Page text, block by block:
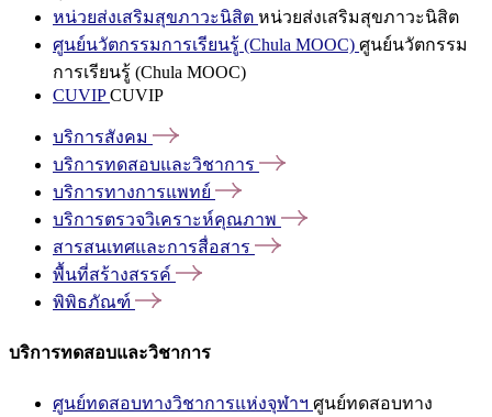
หน่วยส่งเสริมสุขภาวะนิสิต หน่วยส่งเสริมสุขภาวะนิสิต
ศูนย์นวัตกรรมการเรียนรู้ (Chula MOOC) ศูนย์นวัตกรรม
การเรียนรู้ (Chula MOOC)
CUVIPCUVIP
บริการสังคม
บริการทดสอบและวิชาการ
บริการทางการแพทย์
บริการตรวจวิเคราะห์คุณภาพ
สารสนเทศและการสื่อสาร
พื้นที่สร้างสรรค์
พิพิธภัณฑ์
บริการทดสอบและวิชาการ
ศูนย์ทดสอบทางวิชาการแห่งจุฬาฯ ศูนย์ทดสอบทาง